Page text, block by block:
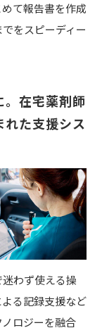
て報告書を作成
をスピーディー
在宅薬剤師
れた支援シス
わず使える操
る記録支援など
ロジーを融合